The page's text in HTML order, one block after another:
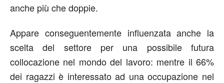
anche più che doppie.
Appare conseguentemente influenzata anche la
scelta del settore per una possibile futura
collocazione nel mondo del lavoro: mentre il 66%
dei ragazzi è interessato ad una occupazione nel